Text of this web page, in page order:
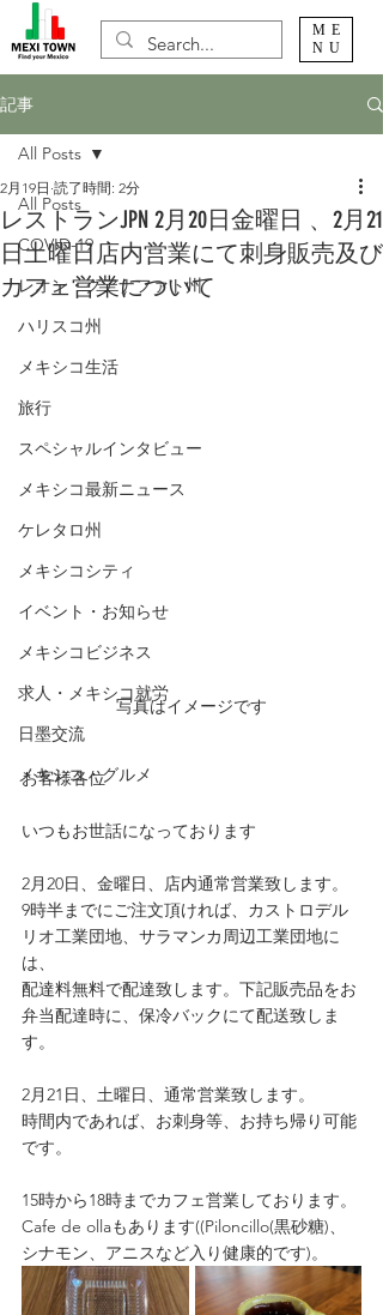
ME
NU
記事
All Posts
COVID-19
レオン・グアナファト州
ハリスコ州
メキシコ生活
旅行
スペシャルインタビュー
メキシコ最新ニュース
ケレタロ州
メキシコシティ
イベント・お知らせ
メキシコビジネス
求人・メキシコ就労
日墨交流
メキシコ・グルメ
All Posts
レストランJPN 2月20日金曜日 、2月21
日土曜日店内営業にて刺身販売及び
カフェ営業について
2月19日 読了時間: 2分
写真はイメージです
お客様各位
いつもお世話になっております
2月20日、金曜日、店内通常営業致します。
9時半までにご注文頂ければ、カストロデル
リオ工業団地、サラマンカ周辺工業団地に
は、
配達料無料で配達致します。下記販売品をお
弁当配達時に、保冷バックにて配送致しま
す。
2月21日、土曜日、通常営業致します。
時間内であれば、お刺身等、お持ち帰り可能
です。
15時から18時までカフェ営業しております。
Cafe de ollaもあります((Piloncillo(黒砂糖)、
シナモン、アニスなど入り健康的です)。